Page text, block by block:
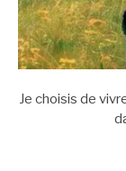
Je choisis de